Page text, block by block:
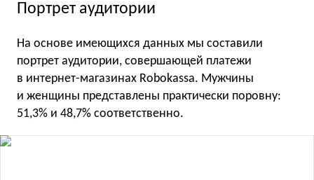
Портрет аудитории
На основе имеющихся данных мы составили
портрет аудитории, совершающей платежи
в интернет-магазинах Robokassa. Мужчины
и женщины представлены практически поровну:
51,3% и 48,7% соответственно.